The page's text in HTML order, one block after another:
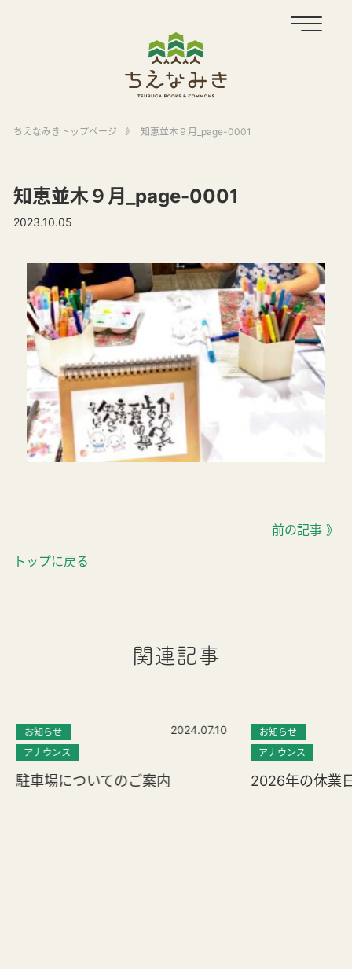
ちえなみきトップページ 》 知恵並木９月_page-0001
知恵並木９月_page-0001
2023.10.05
トップに戻る
前の記事 》
関連記事
お知らせ
アナウンス
2024.07.10
駐車場についてのご案内
お知らせ
アナウンス
2026年の休業